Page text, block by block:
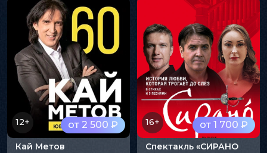
от 2 500 ₽
12+
Кай Метов
от 1 700 ₽
16+
Спектакль «СИРАНО